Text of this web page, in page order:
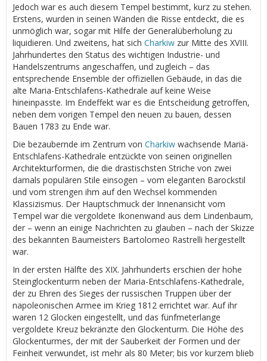
Jedoch war es auch diesem Tempel bestimmt, kurz zu stehen.
Erstens, wurden in seinen Wänden die Risse entdeckt, die es
unmöglich war, sogar mit Hilfe der Generalüberholung zu
liquidieren. Und zweitens, hat sich Charkiw zur Mitte des XVIII.
Jahrhundertes den Status des wichtigen Industrie- und
Handelszentrums angeschaffen, und zugleich – das
entsprechende Ensemble der offiziellen Gebäude, in das die
alte Maria-Entschlafens-Kathedrale auf keine Weise
hineinpasste. Im Endeffekt war es die Entscheidung getroffen,
neben dem vorigen Tempel den neuen zu bauen, dessen
Bauen 1783 zu Ende war.
Die bezaubernde im Zentrum von Charkiw wachsende Mariä-
Entschlafens-Kathedrale entzückte von seinen originellen
Architekturformen, die die drastischsten Striche von zwei
damals populären Stile einsogen – vom eleganten Barockstil
und vom strengen ihm auf den Wechsel kommenden
Klassizismus. Der Hauptschmuck der Innenansicht vom
Tempel war die vergoldete Ikonenwand aus dem Lindenbaum,
der – wenn an einige Nachrichten zu glauben – nach der Skizze
des bekannten Baumeisters Bartolomeo Rastrelli hergestellt
war.
In der ersten Hälfte des XIX. Jahrhunderts erschien der hohe
Steinglockenturm neben der Maria-Entschlafens-Kathedrale,
der zu Ehren des Sieges der russischen Truppen über der
napoleonischen Armee im Krieg 1812 errichtet war. Auf ihr
waren 12 Glocken eingestellt, und das fünfmeterlange
vergoldete Kreuz bekränzte den Glockenturm. Die Höhe des
Glockenturmes, der mit der Sauberkeit der Formen und der
Feinheit verwundet, ist mehr als 80 Meter; bis vor kurzem blieb